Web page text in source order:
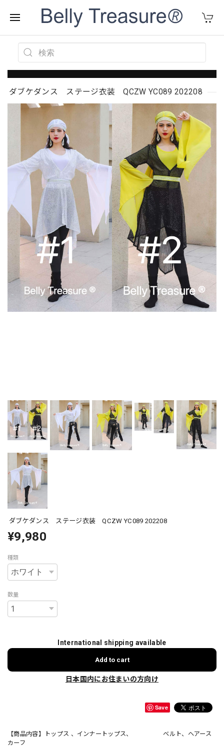
ダブケダンス ステージ衣装 QCZW YC089 202208
ダブケダンス ステージ衣装 QCZW YC089 202208
¥9,980
種類
数量
International shipping available
Add to cart
日本国内にお住まいの方向け
Save
【商品内容】トップス 、インナートップス、 ベルト、ヘアース
カーフ